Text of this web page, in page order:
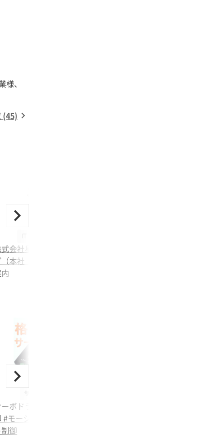
、
(45)
IT・ネットワーク
会社星進エンジニアリン
（本社 神奈川県） 会社
ボドライバ #モータ制
#モーション制御 #ロボッ
制御